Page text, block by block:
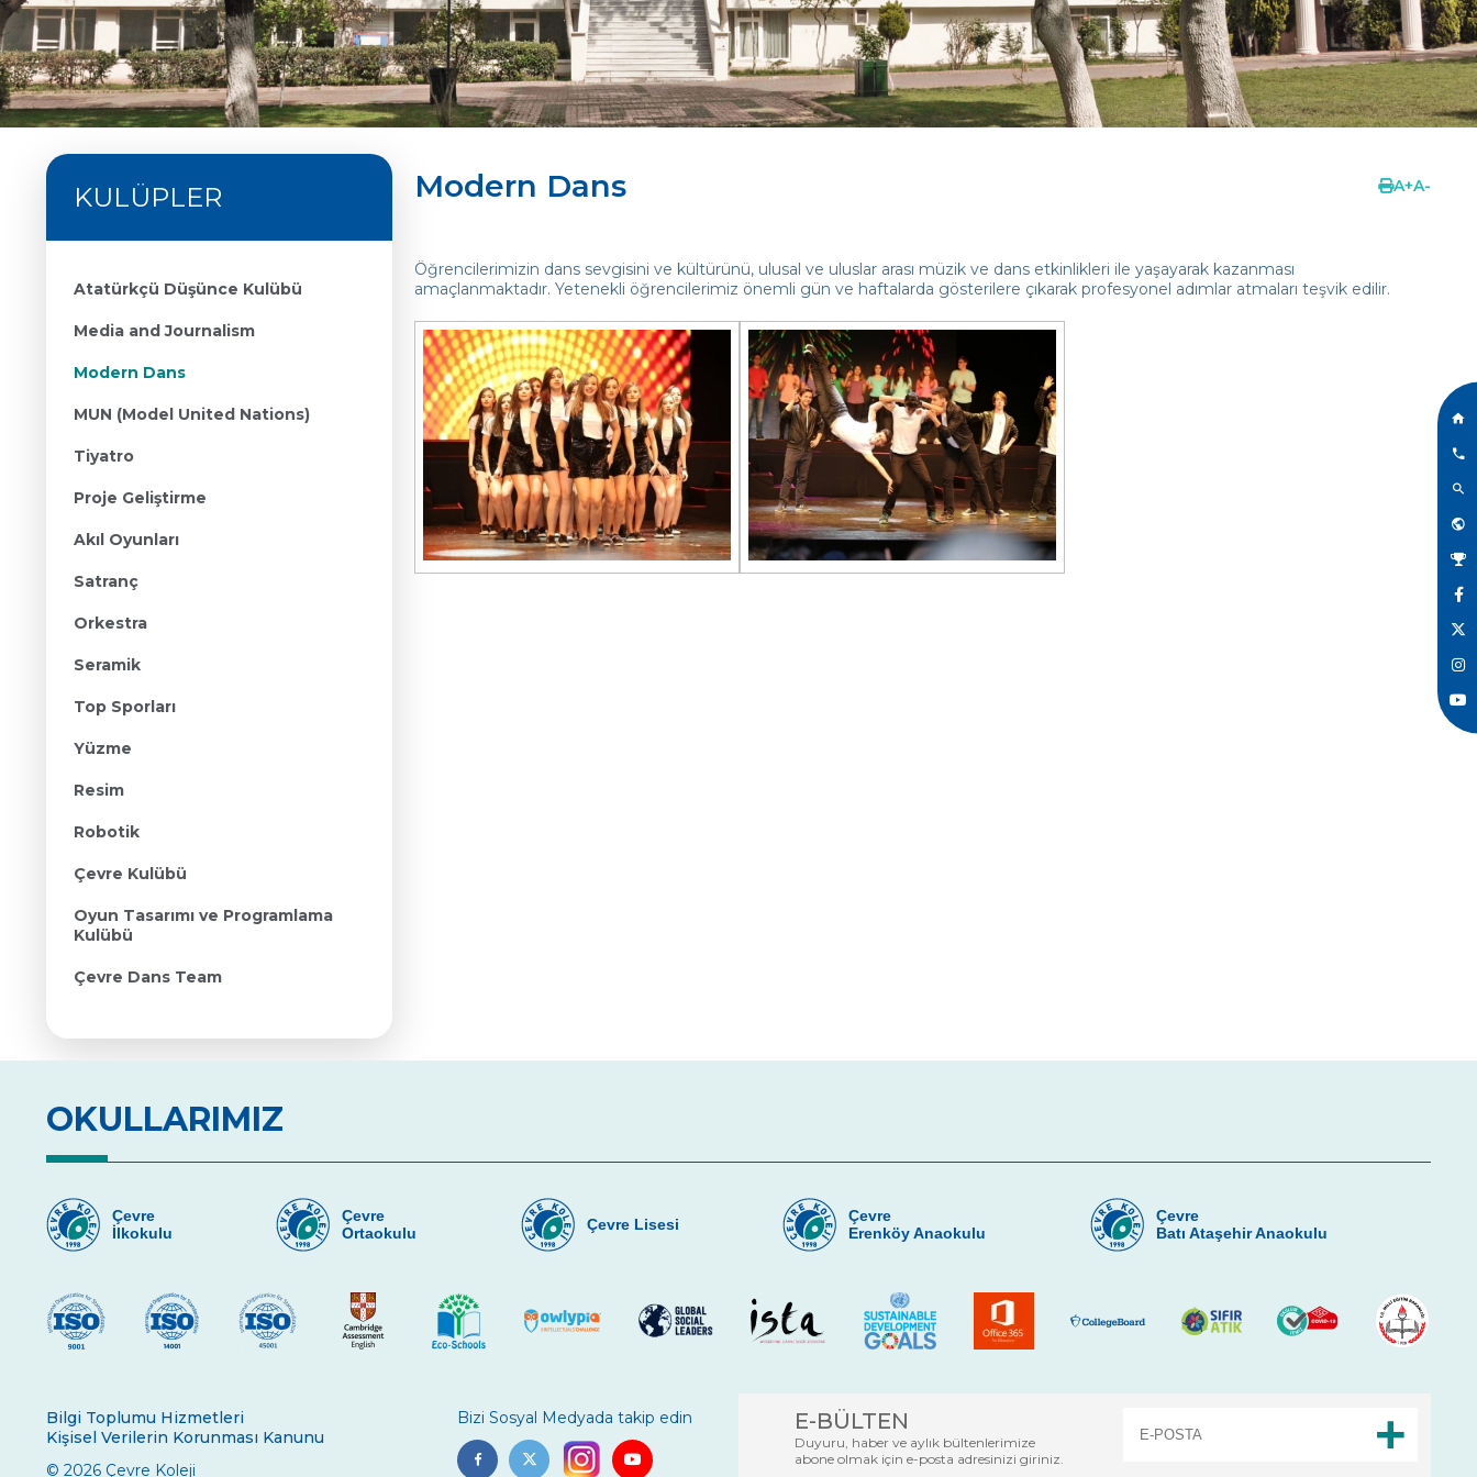
KULÜPLER
Atatürkçü Düşünce Kulübü
Media and Journalism
Modern Dans
MUN (Model United Nations)
Tiyatro
Proje Geliştirme
Akıl Oyunları
Satranç
Orkestra
Seramik
Top Sporları
Yüzme
Resim
Robotik
Çevre Kulübü
Oyun Tasarımı ve Programlama
Kulübü
Çevre Dans Team
Modern Dans A+A-
Öğrencilerimizin dans sevgisini ve kültürünü, ulusal ve uluslar arası müzik ve dans etkinlikleri ile yaşayarak kazanması
amaçlanmaktadır. Yetenekli öğrencilerimiz önemli gün ve haftalarda gösterilere çıkarak profesyonel adımlar atmaları teşvik edilir.
OKULLARIMIZ
Çevre
İlkokulu
Çevre
Ortaokulu
Çevre Lisesi
Çevre
Erenköy Anaokulu
Çevre
Batı Ataşehir Anaokulu
Bilgi Toplumu Hizmetleri
Kişisel Verilerin Korunması Kanunu
© 2026 Çevre Koleji
Bizi Sosyal Medyada takip edin E-BÜLTEN
Duyuru, haber ve aylık bültenlerimize
abone olmak için e-posta adresinizi giriniz.